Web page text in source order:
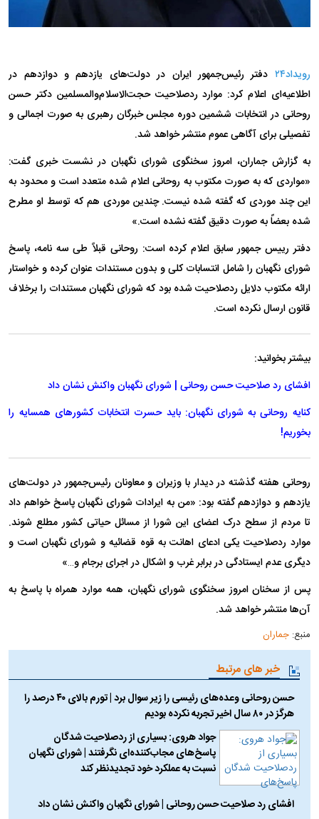
رویداد۲۴
دفتر رئیس‌جمهور ایران در دولت‌های یازدهم و دوازدهم در
اطلاعیه‌ای اعلام کرد: موارد ردصلاحیت حجت‌الاسلام‌والمسلمین دکتر حسن
روحانی در انتخابات ششمین دوره مجلس خبرگان رهبری به صورت اجمالی و
تفصیلی برای آگاهی عموم منتشر خواهد شد.
به گزارش جماران، امروز سخنگوی شورای نگهبان در نشست خبری گفت:
«مواردی که به صورت مکتوب به روحانی اعلام شده متعدد است و محدود به
این چند موردی که گفته شده نیست. چندین موردی هم که توسط او مطرح
شده بعضاً به صورت دقیق گفته نشده است.»
دفتر رییس جمهور سابق اعلام کرده است: روحانی قبلاً طی سه نامه، پاسخ
شورای نگهبان را شامل انتسابات کلی و بدون مستندات عنوان کرده و خواستار
ارائه مکتوب دلایل ردصلاحیت شده بود که شورای نگهبان مستندات را برخلاف
قانون ارسال نکرده است.
بیشتر بخوانید:
افشای رد صلاحیت حسن روحانی | شورای نگهبان واکنش نشان داد
کنایه روحانی به شورای نگهبان: باید حسرت انتخابات کشور‌های همسایه را
بخوریم!
روحانی هفته گذشته در دیدار با وزیران و معاونان رئیس‌جمهور در دولت‌های
یازدهم و دوازدهم گفته بود: «من به ایرادات شورای نگهبان پاسخ خواهم داد
تا مردم از سطح درک اعضای این شورا از مسائل حیاتی کشور مطلع شوند.
موارد ردصلاحیت یکی ادعای اهانت به قوه قضائیه و شورای نگهبان است و
دیگری عدم ایستادگی در برابر غرب و اشکال در اجرای برجام و…»
پس از سخنان امروز سخنگوی شورای نگهبان، همه موارد همراه با پاسخ به
آن‌ها منتشر خواهد شد.
منبع:جماران
خبر های مرتبط
حسن روحانی وعده‌های رئیسی را زیر سوال برد | تورم بالای ۴۰ درصد را
هرگز در ۸۰ سال اخیر تجربه نکرده بودیم
جواد هروی: بسیاری از ردصلاحیت شدگان
پاسخ‌های مجاب‌کننده‌ای نگرفتند | شورای نگهبان
نسبت به عملکرد خود تجدیدنظر کند
افشای رد صلاحیت حسن روحانی | شورای نگهبان واکنش نشان داد